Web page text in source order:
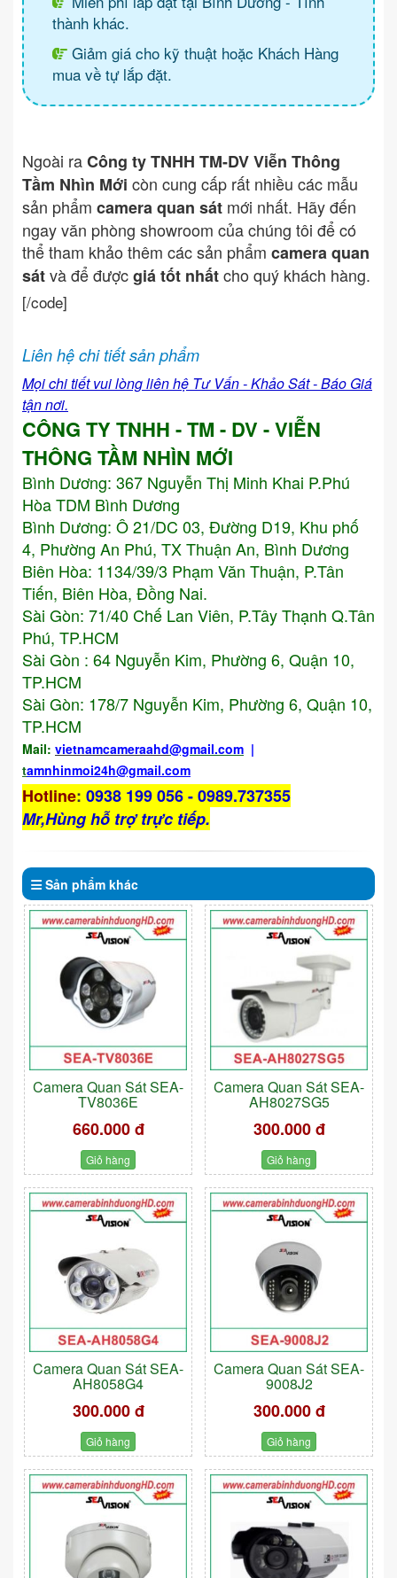
thành khác.
Giảm giá cho kỹ thuật hoặc Khách Hàng
mua về tự lắp đặt.
Ngoài raCông ty TNHH TM-DV Viễn Thông
Tầm Nhìn Mới còn cung cấp rất nhiều các mẫu
sản phẩm camera quan sát mới nhất. Hãy đến
ngay văn phòng showroom của chúng tôi để có
thể tham khảo thêm các sản phẩm camera quan
sátvà để đượcgiá tốt nhấtcho quý khách hàng.
[/code]
Liên hệ chi tiết sản phẩm
Mọi chi tiết vui lòng liên hệ Tư Vấn - Khảo Sát - Báo Giá
tận nơi.
CÔNG TY TNHH - TM - DV - VIỄN
THÔNG TẦM NHÌN MỚI
Bình Dương: 367 Nguyễn Thị Minh Khai P.Phú
Hòa TDM Bình Dương
Bình Dương: Ô 21/DC 03, Đường D19, Khu phố
4, Phường An Phú, TX Thuận An, Bình Dương
Biên Hòa: 1134/39/3 Phạm Văn Thuận, P.Tân
Tiến, Biên Hòa, Đồng Nai.
Sài Gòn: 71/40 Chế Lan Viên, P.Tây Thạnh Q.Tân
Phú, TP.HCM
Sài Gòn : 64 Nguyễn Kim, Phường 6, Quận 10,
TP.HCM
Sài Gòn: 178/7 Nguyễn Kim, Phường 6, Quận 10,
TP.HCM
Mail: vietnamcameraahd@gmail.com |
tamnhinmoi24h@gmail.com
Hotline: 0938 199 056 - 0989.737355
Mr,Hùng hỗ trợ trực tiếp.
Sản phẩm khác
Camera Quan Sát SEA-
TV8036E
660.000 đ
Giỏ hàng
Camera Quan Sát SEA-
AH8027SG5
300.000 đ
Giỏ hàng
Camera Quan Sát SEA-
AH8058G4
300.000 đ
Giỏ hàng
Camera Quan Sát SEA-
9008J2
300.000 đ
Giỏ hàng